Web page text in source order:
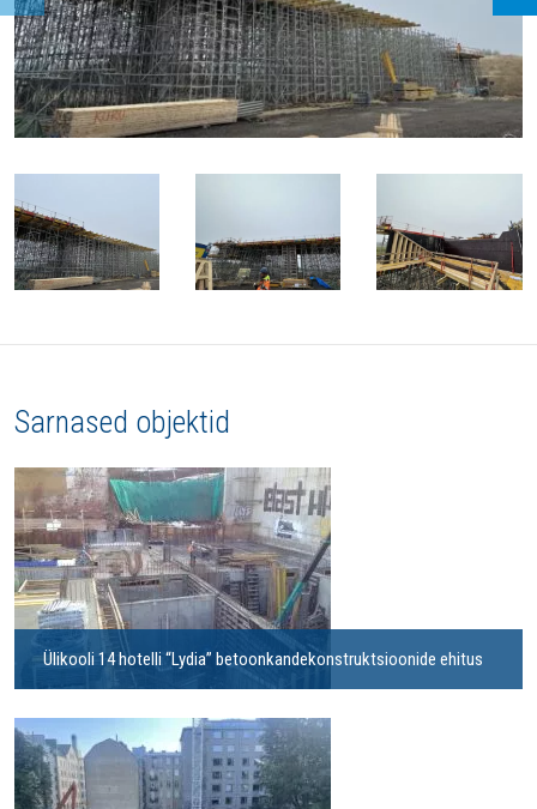
Sarnased objektid
Ülikooli 14 hotelli “Lydia” betoonkandekonstruktsioonide ehitus